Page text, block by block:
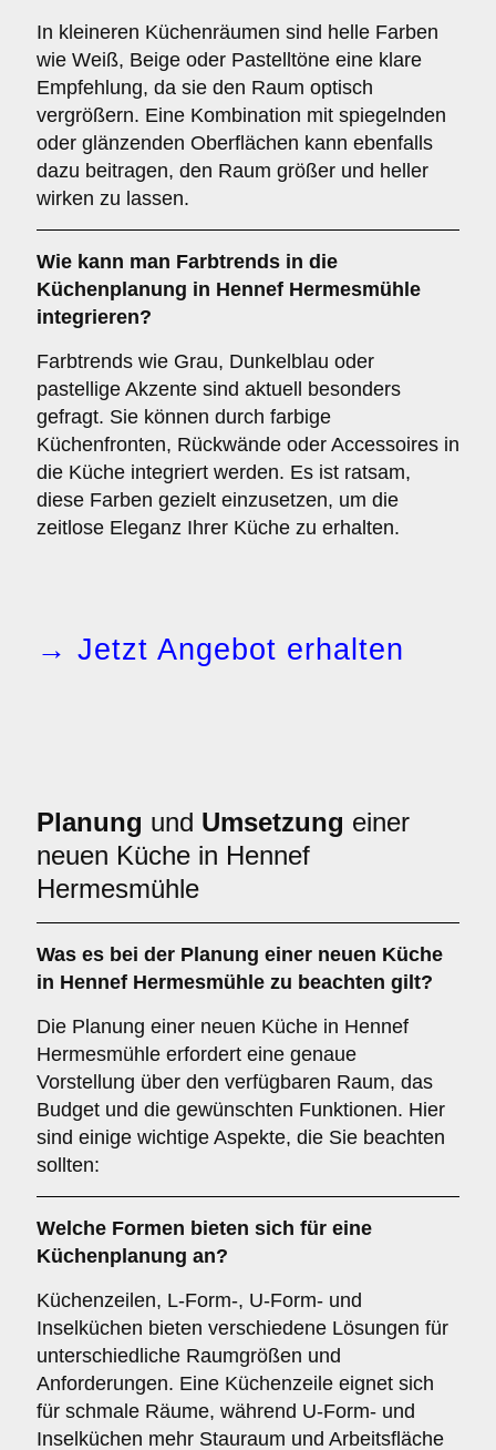
In kleineren Küchenräumen sind helle Farben
wie Weiß, Beige oder Pastelltöne eine klare
Empfehlung, da sie den Raum optisch
vergrößern. Eine Kombination mit spiegelnden
oder glänzenden Oberflächen kann ebenfalls
dazu beitragen, den Raum größer und heller
wirken zu lassen.
Wie kann man Farbtrends in die
Küchenplanung in Hennef Hermesmühle
integrieren?
Farbtrends wie Grau, Dunkelblau oder
pastellige Akzente sind aktuell besonders
gefragt. Sie können durch farbige
Küchenfronten, Rückwände oder Accessoires in
die Küche integriert werden. Es ist ratsam,
diese Farben gezielt einzusetzen, um die
zeitlose Eleganz Ihrer Küche zu erhalten.
→ Jetzt Angebot erhalten
Planung und Umsetzung einer
neuen Küche in Hennef
Hermesmühle
Was es bei der Planung einer neuen Küche
in Hennef Hermesmühle zu beachten gilt?
Die Planung einer neuen Küche in Hennef
Hermesmühle erfordert eine genaue
Vorstellung über den verfügbaren Raum, das
Budget und die gewünschten Funktionen. Hier
sind einige wichtige Aspekte, die Sie beachten
sollten:
Welche Formen bieten sich für eine
Küchenplanung an?
Küchenzeilen, L-Form-, U-Form- und
Inselküchen bieten verschiedene Lösungen für
unterschiedliche Raumgrößen und
Anforderungen. Eine Küchenzeile eignet sich
für schmale Räume, während U-Form- und
Inselküchen mehr Stauraum und Arbeitsfläche